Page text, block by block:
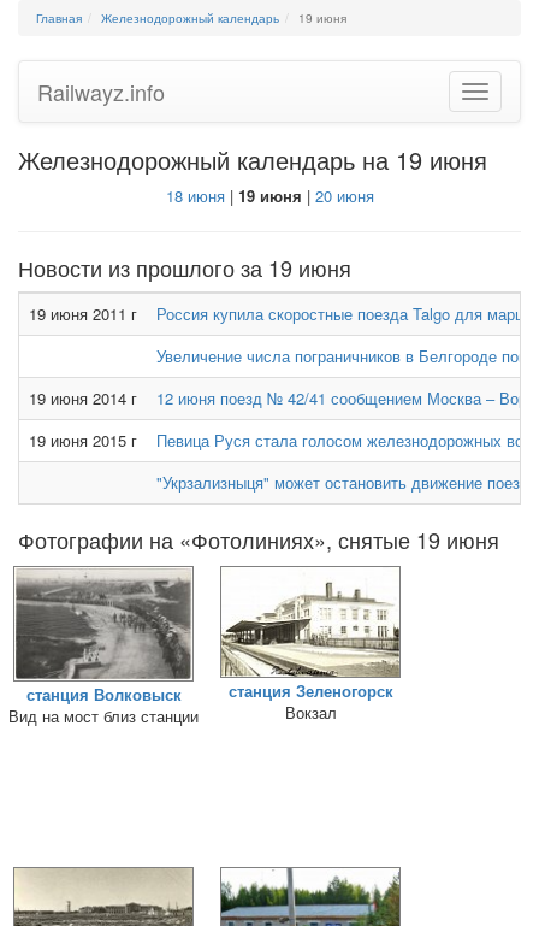
Главная Железнодорожный календарь 19 июня
Toggle
Railwayz.info
Железнодорожный календарь на 19 июня
18 июня| 19 июня | 20 июня
Новости из прошлого за 19 июня
19 июня 2011 г
Россия купила скоростные поезда Talgo для
Увеличение числа пограничников в Белгороде
19 июня 2014 г
12 июня поезд № 42/41 сообщением Москва –
19 июня 2015 г
Певица Руся стала голосом железнодорожных
"Укрзализныця" может остановить движение
Фотографии на «Фотолиниях», снятые 19 июня
станция Волковыск
Вид на мост близ станции
станция Зеленогорск
Вокзал